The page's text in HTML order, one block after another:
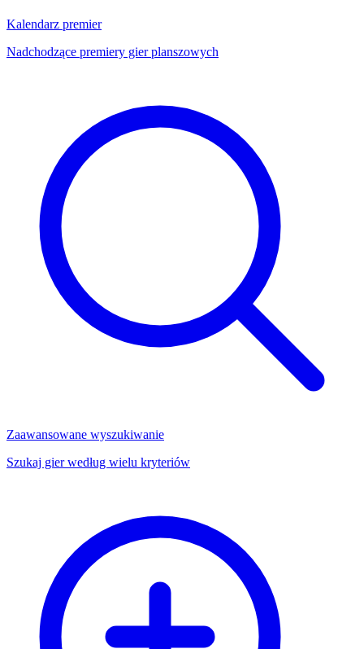
Kalendarz premier
Nadchodzące premiery gier planszowych
Zaawansowane wyszukiwanie
Szukaj gier według wielu kryteriów